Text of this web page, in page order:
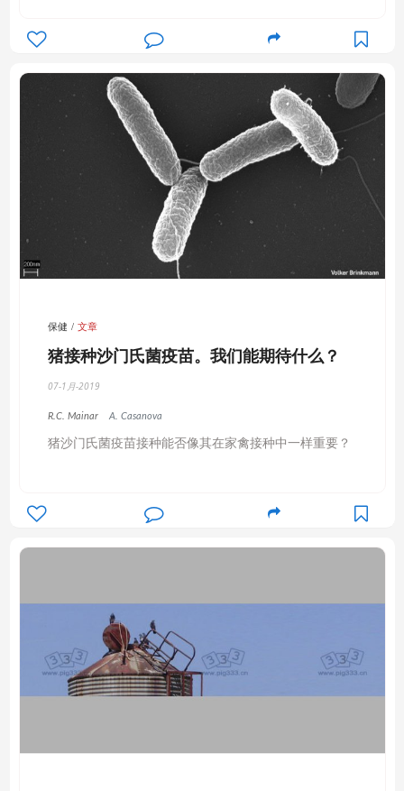
保健 文章
猪接种沙门氏菌疫苗。我们能期待什么？
07-1月-2019
R.C. Mainar A. Casanova
猪沙门氏菌疫苗接种能否像其在家禽接种中一样重要？